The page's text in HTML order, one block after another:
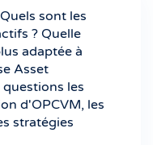
sont les
? Quelle
adaptée à
Asset
les
d'OPCVM, les
stratégies